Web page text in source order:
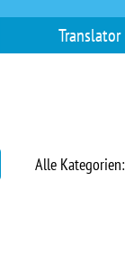
Translator
Alle Kategorien: